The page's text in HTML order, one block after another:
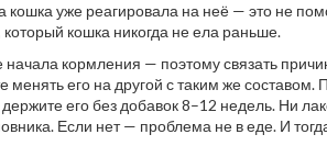
кошка уже реагировала на неё — это не
кошка никогда не ела раньше.
кормления — поэтому связать
его на другой с таким же
его без добавок 8–12 недель. Ни
Если нет — проблема не в еде. И